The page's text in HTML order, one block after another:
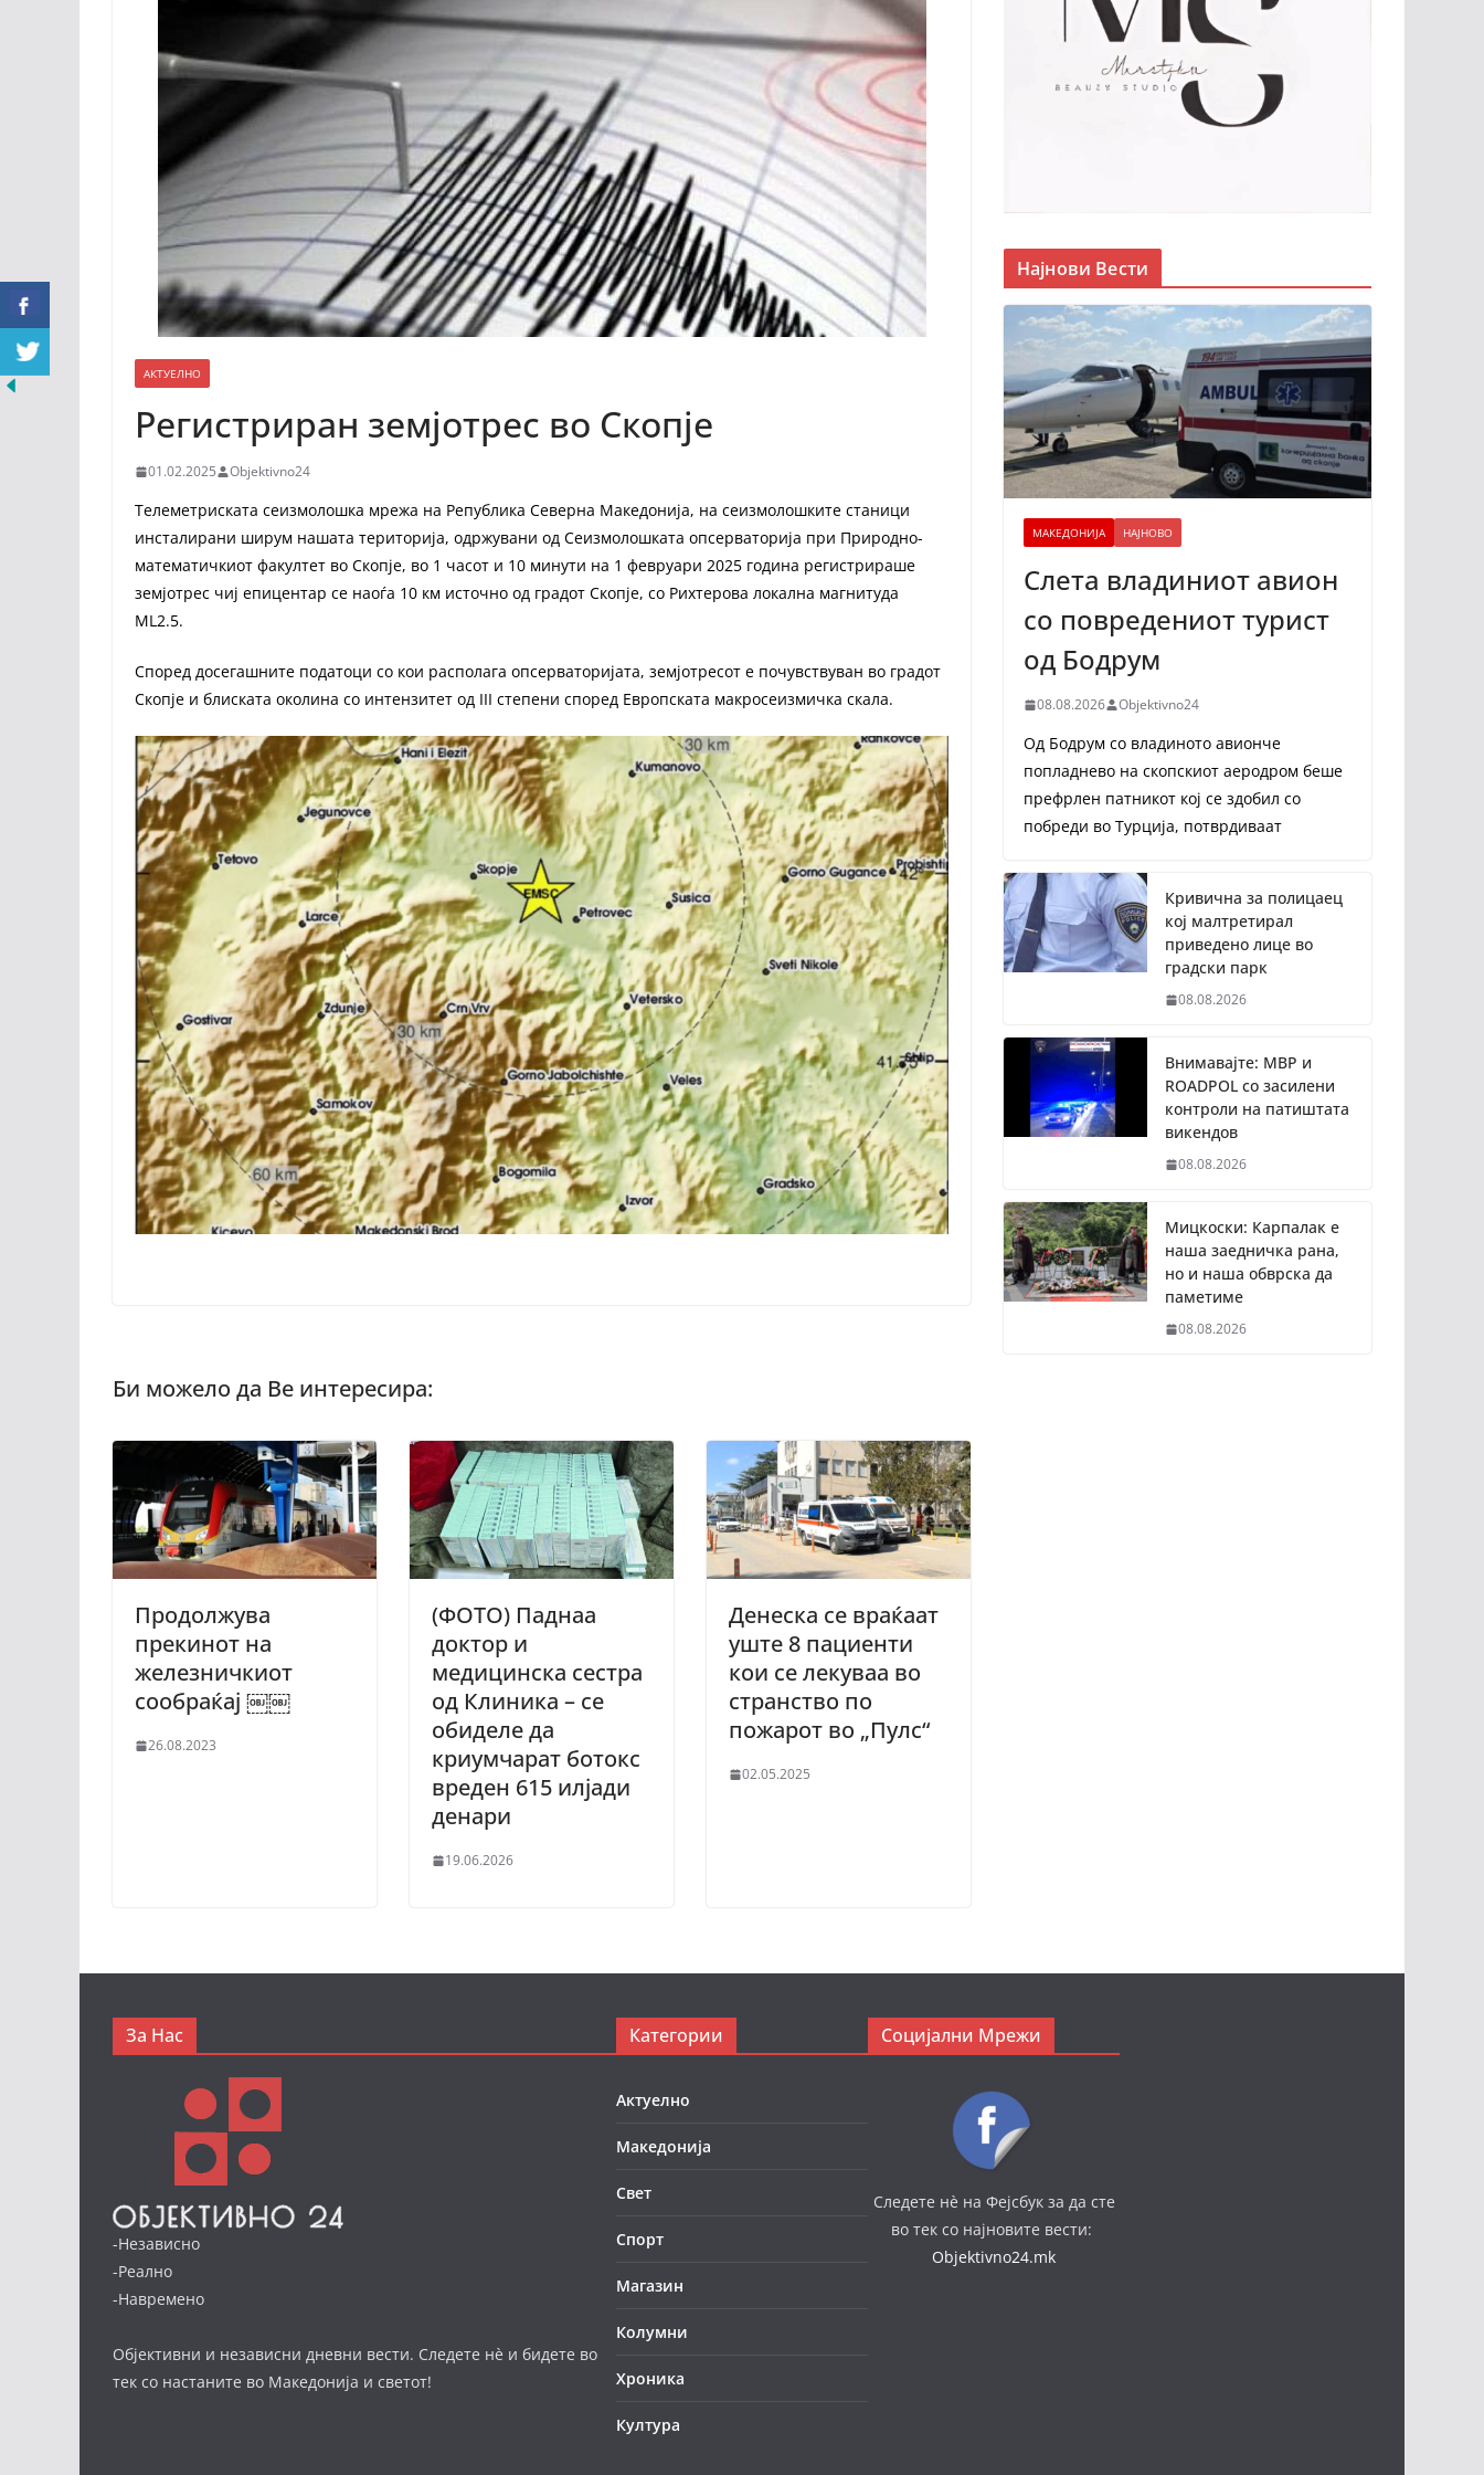
АКТУЕЛНО
Регистриран земјотрес во Скопје
01.02.2025 Objektivno24
Телеметриската сеизмолошка мрежа на Република Северна Македонија, на сеизмолошките станици
инсталирани ширум нашата територија, одржувани од Сеизмолошката опсерваторија при Природно-
математичкиот факултет во Скопје, во 1 часот и 10 минути на 1 февруари 2025 година регистрираше
земјотрес чиј епицентар се наоѓа 10 км источно од градот Скопје, со Рихтерова локална магнитуда
ML2.5.
Според досегашните податоци со кои располага опсерваторијата, земјотресот е почувствуван во градот
Скопје и блиската околина со интензитет од III степени според Европската макросеизмичка скала.
Продолжува
прекинот на
железничкиот
сообраќај ￼￼
26.08.2023
(ФОТО) Паднаа
доктор и
медицинска сестра
од Клиника – се
обиделе да
криумчарат ботокс
вреден 615 илјади
денари
19.06.2026
Денеска се враќаат
уште 8 пациенти
кои се лекуваа во
странство по
пожарот во „Пулс“
02.05.2025
Најнови Вести
МАКЕДОНИЈА НАЈНОВО
Слета владиниот авион
со повредениот турист
од Бодрум
08.08.2026 Objektivno24
Од Бодрум со владиното авионче
попладнево на скопскиот аеродром беше
префрлен патникот кој се здобил со
побреди во Турција, потврдиваат
Кривична за полицаец
кој малтретирал
приведено лице во
градски парк
08.08.2026
Внимавајте: МВР и
ROADPOL со засилени
контроли на патиштата
викендов
08.08.2026
Мицкоски: Карпалак е
наша заедничка рана,
но и наша обврска да
паметиме
08.08.2026
За Нас
-Независно
-Реално
-Навремено
Објективни и независни дневни вести. Следете нè и бидете во
тек со настаните во Македонија и светот!
Категории
Актуелно
Македонија
Свет
Спорт
Магазин
Колумни
Хроника
Култура
Социјални Мрежи
Следете нè на Фејсбук за да сте
во тек со најновите вести:
Objektivno24.mk